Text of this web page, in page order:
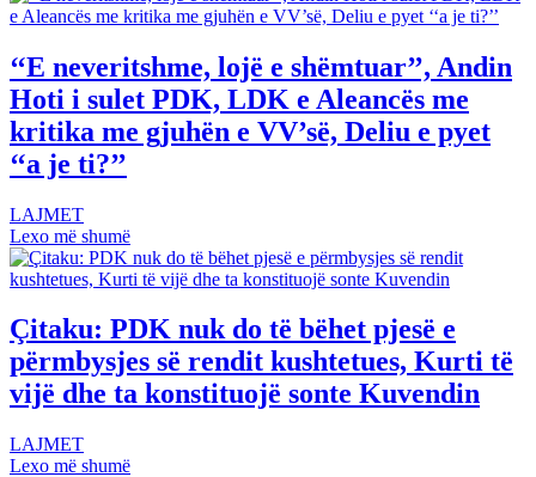
‘‘E neveritshme, lojë e shëmtuar’’, Andin
Hoti i sulet PDK, LDK e Aleancës me
kritika me gjuhën e VV’së, Deliu e pyet
‘‘a je ti?’’
LAJMET
Lexo më shumë
Çitaku: PDK nuk do të bëhet pjesë e
përmbysjes së rendit kushtetues, Kurti të
vijë dhe ta konstituojë sonte Kuvendin
LAJMET
Lexo më shumë